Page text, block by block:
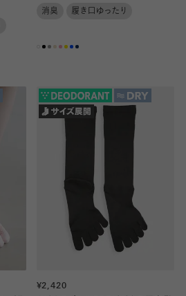
消臭 履き口ゆったり
¥2,420